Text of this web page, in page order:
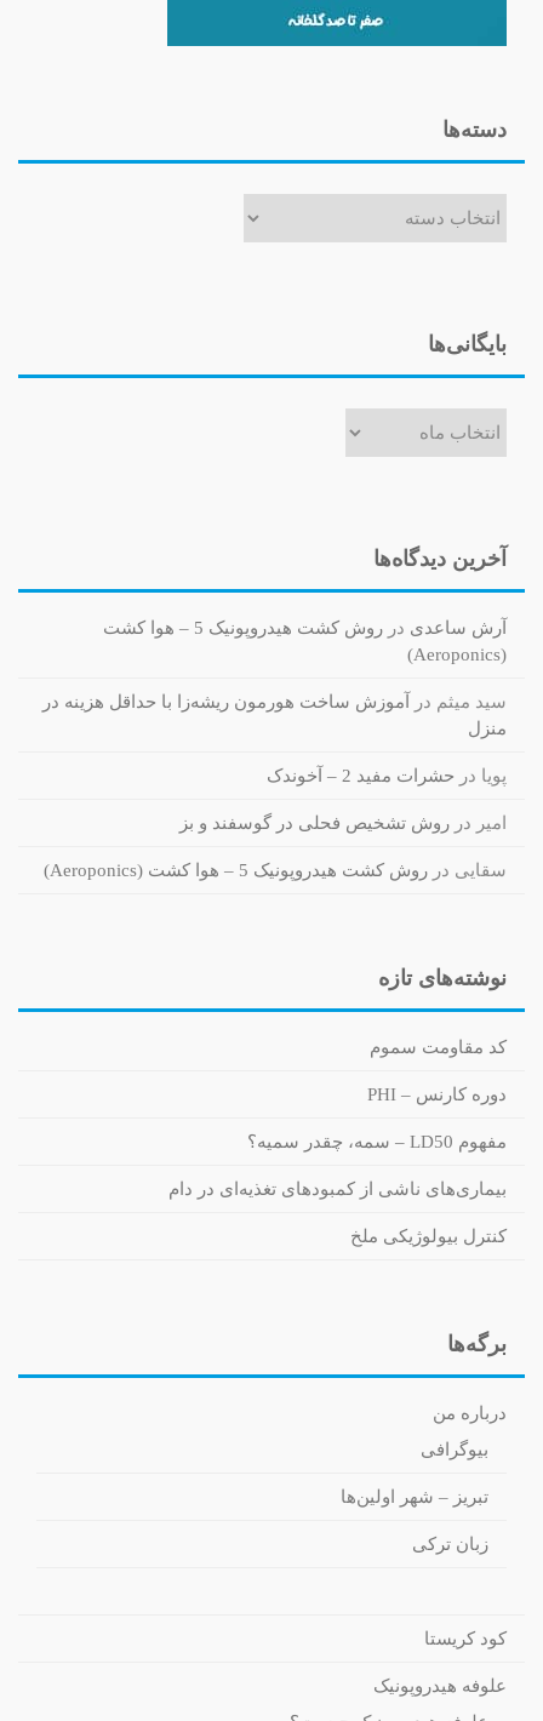
دسته‌ها
بایگانی‌ها
آخرین دیدگاه‌ها
آرش ساعدی در
روش کشت هیدروپونیک 5 – هوا کشت
(Aeroponics)
سید میثم در
آموزش ساخت هورمون ریشه‌زا با حداقل هزینه در
منزل
پویا در حشرات مفید 2 – آخوندک
امیر در روش تشخیص فحلی در گوسفند و بز
سقایی در روش کشت هیدروپونیک 5 – هوا کشت (Aeroponics)
نوشته‌های تازه
کد مقاومت سموم
دوره کارنس – PHI
مفهوم LD50 – سمه، چقدر سمیه؟
بیماری‌های ناشی از کمبودهای تغذیه‌ای در دام
کنترل بیولوژیکی ملخ
برگه‌ها
درباره من
بیوگرافی
تبریز – شهر اولین‌ها
زبان ترکی
کود کریستا
علوفه هیدروپونیک